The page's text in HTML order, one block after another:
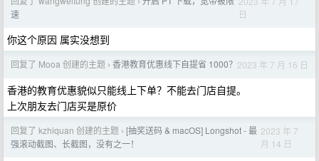
速
日
你这个原因 属实没想到
回复了 Mooa 创建的主题 › 香港教育优惠线下自提省 1000？ 2023 年 7 月 16 日
香港的教育优惠貌似只能线上下单？不能去门店自提。
上次朋友去门店买是原价
回复了 kzhiquan 创建的主题 › [抽奖送码 & macOS] Longshot - 最
强滚动截图、长截图，没有之一！
2023 年 7
月 14 日